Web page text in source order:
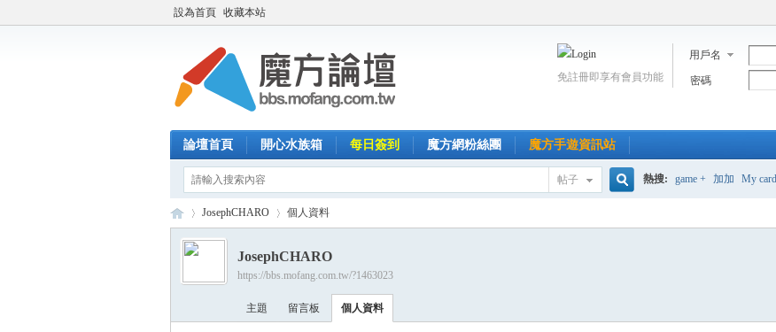
設為首頁 收藏本站
用戶名
密碼
免註冊即享有會員功能
論壇首頁 開心水族箱 每日簽到 魔方網粉絲團 魔方手遊資訊站
帖子 熱搜: game + 加加 My card
›
JosephCHARO 個人資料
JosephCHARO
https://bbs.mofang.com.tw/?1463023
主題 留言板 個人資料